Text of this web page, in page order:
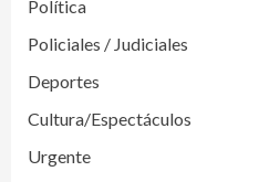
Política
Policiales / Judiciales
Deportes
Cultura/Espectáculos
Urgente